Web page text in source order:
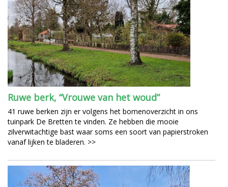
Ruwe berk, “Vrouwe van het woud”
41 ruwe berken zijn er volgens het bomenoverzicht in ons
tuinpark De Bretten te vinden. Ze hebben die mooie
zilverwitachtige bast waar soms een soort van papierstroken
vanaf lijken te bladeren. >>